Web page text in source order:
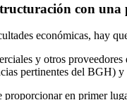
con
económicas, hay
y otros
pertinentes del BGH)
en primer